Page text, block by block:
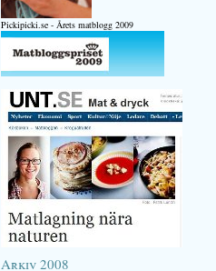
Pickipicki.se - Årets matblogg 2009
Arkiv 2008